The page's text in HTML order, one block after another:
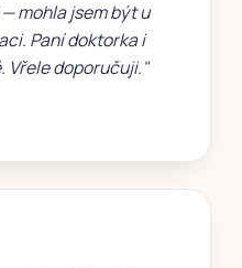
mohla jsem být u
Paní doktorka i
Vřele doporučuji."